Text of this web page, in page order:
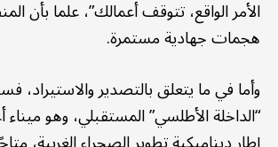
الأمر الواقع، تتوقف أعمالك”، علما بأن
هجمات جهادية مستمرة.
وأما في ما يتعلق بالتصدير والاستيراد،
“الداخلة الأطلسي” المستقبلي، وهو